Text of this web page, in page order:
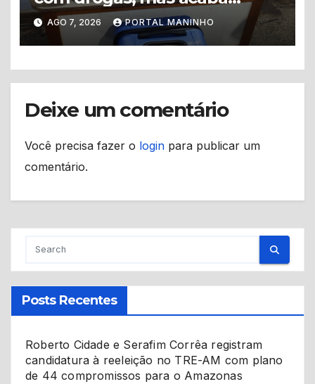
levando a polícia até ponto
de tráfico
AGO 7, 2026 PORTAL MANINHO
Deixe um comentário
Você precisa fazer o login para publicar um
comentário.
Posts Recentes
Roberto Cidade e Serafim Corrêa registram
candidatura à reeleição no TRE-AM com plano
de 44 compromissos para o Amazonas